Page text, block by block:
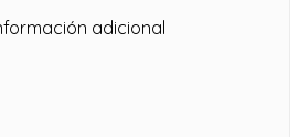
adicional